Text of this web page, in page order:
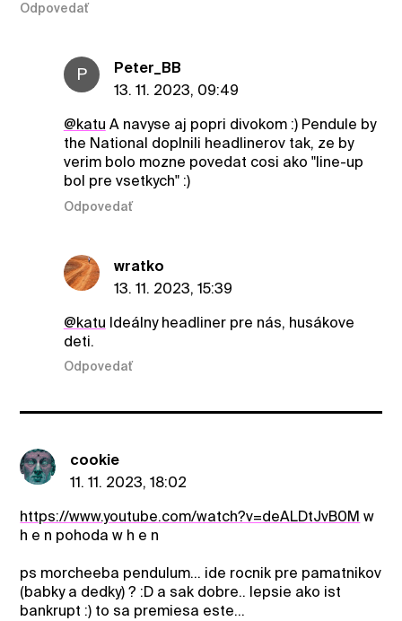
Odpovedať
P
Peter_BB
13. 11. 2023, 09:49
@katu A navyse aj popri divokom :) Pendule by
the National doplnili headlinerov tak, ze by
verim bolo mozne povedat cosi ako "line-up
bol pre vsetkych" :)
Odpovedať
wratko
13. 11. 2023, 15:39
@katu Ideálny headliner pre nás, husákove
deti.
Odpovedať
cookie
11. 11. 2023, 18:02
https://www.youtube.com/watch?v=deALDtJvB0M w
h e n pohoda w h e n
ps morcheeba pendulum... ide rocnik pre pamatnikov
(babky a dedky) ? :D a sak dobre.. lepsie ako ist
bankrupt :) to sa premiesa este...